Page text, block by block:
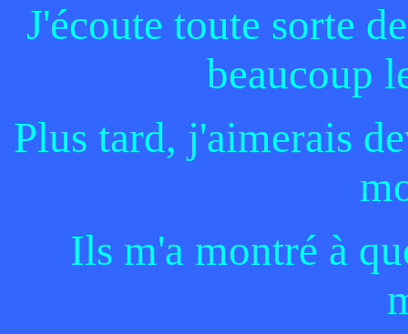
J'écoute toute sorte
beaucoup
Plus tard, j'aimerais
Ils m'a montré à